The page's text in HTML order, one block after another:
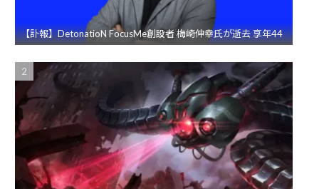
【訃報】DetonatioN FocusMe創設者 梅崎伸幸氏が逝去 享年44